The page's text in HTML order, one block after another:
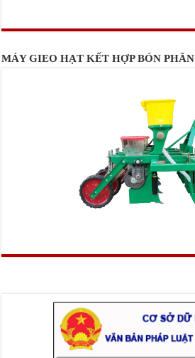
MÁY GIEO HẠT KẾT HỢP BÓN PHÂN